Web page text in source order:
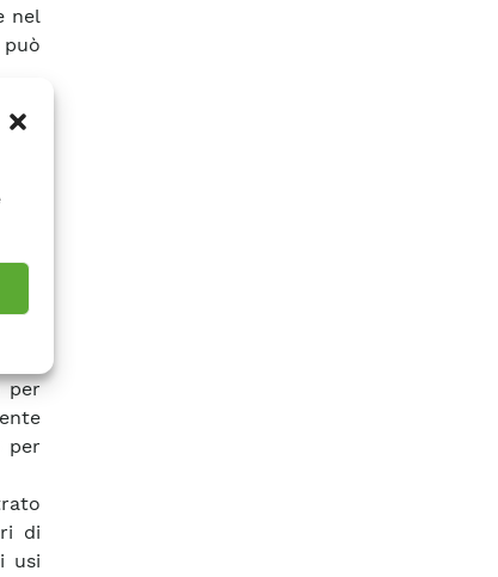
nel
le
per
per
di
usi